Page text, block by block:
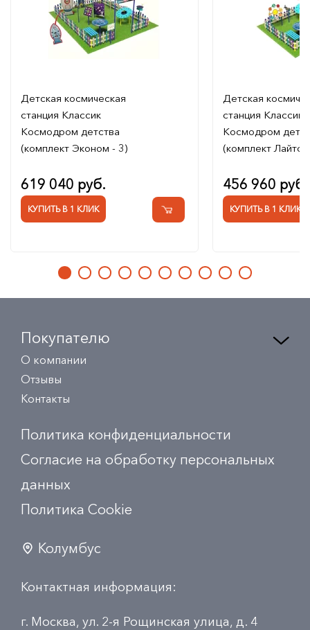
Детская космическая
станция Классик
Космодром детства
(комплект Эконом - 3)
619 040 руб.
КУПИТЬ В 1 КЛИК
Детская
станция Классик
Космодром
(комплект Лайтс
456 960 руб.
КУПИТЬ В 1 КЛИК
Покупателю
О компании
Отзывы
Контакты
Политика конфиденциальности
Согласие на обработку персональных
данных
Политика Сookie
Колумбус
Контактная информация:
г. Москва, ул. 2-я Рощинская улица, д. 4